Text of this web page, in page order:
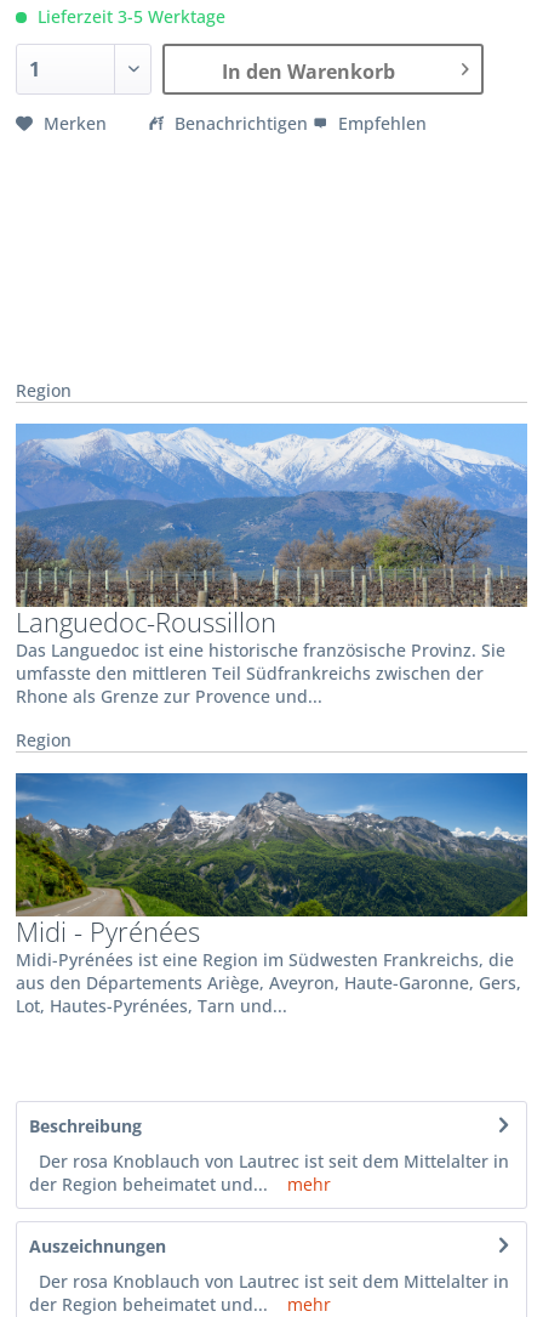
Lieferzeit 3-5 Werktage
In den Warenkorb
Merken Benachrichtigen Empfehlen
Region
Languedoc-Roussillon
Das Languedoc ist eine historische französische Provinz. Sie
umfasste den mittleren Teil Südfrankreichs zwischen der
Rhone als Grenze zur Provence und...
Region
Midi - Pyrénées
Midi-Pyrénées ist eine Region im Südwesten Frankreichs, die
aus den Départements Ariège, Aveyron, Haute-Garonne, Gers,
Lot, Hautes-Pyrénées, Tarn und...
Beschreibung
Der rosa Knoblauch von Lautrec ist seit dem Mittelalter in
der Region beheimatet und...
mehr
Auszeichnungen
Der rosa Knoblauch von Lautrec ist seit dem Mittelalter in
der Region beheimatet und...
mehr